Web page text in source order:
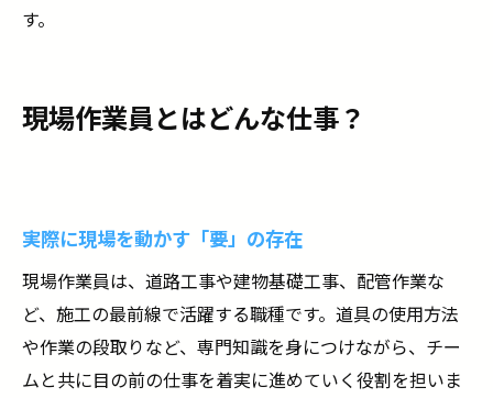
す。
現場作業員とはどんな仕事？
実際に現場を動かす「要」の存在
現場作業員は、道路工事や建物基礎工事、配管作業な
ど、施工の最前線で活躍する職種です。道具の使用方法
や作業の段取りなど、専門知識を身につけながら、チー
ムと共に目の前の仕事を着実に進めていく役割を担いま